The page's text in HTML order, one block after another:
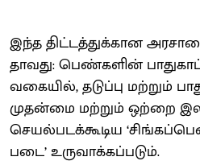
இந்த திட்​டத்​துக்​கான
தாவது: பெண்​களின்
வகை​யில், தடுப்பு மற்​றும்
முதன்மை மற்​றும் ஒற்றை
செயல்​படக்​கூடிய
படை’ உரு​வாக்​கப்​படும்.